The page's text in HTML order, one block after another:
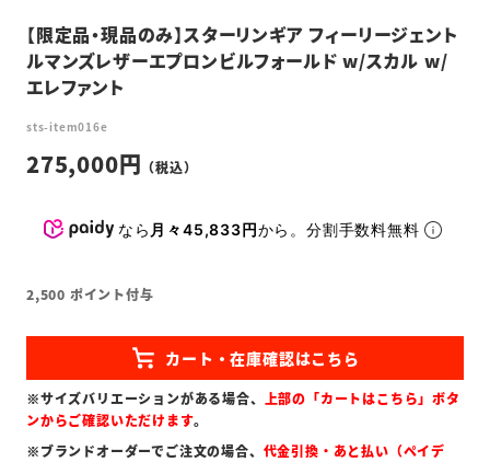
【限定品・現品のみ】スターリンギア フィーリージェント
ルマンズレザーエプロンビルフォールド w/スカル w/
エレファント
sts-item016e
275,000
なら 月々45,833円から。分割手数料無料
2,500 ポイント付与
※サイズバリエーションがある場合、 上部の「カートはこちら」ボタ
ンからご確認いただけます。
※ブランドオーダーでご注文の場合、 代金引換・あと払い（ペイデ